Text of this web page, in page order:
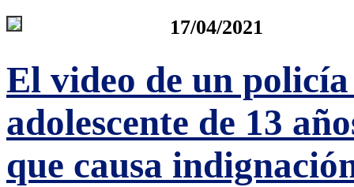
17/04/2021
El video de un
adolescente de 13
que causa